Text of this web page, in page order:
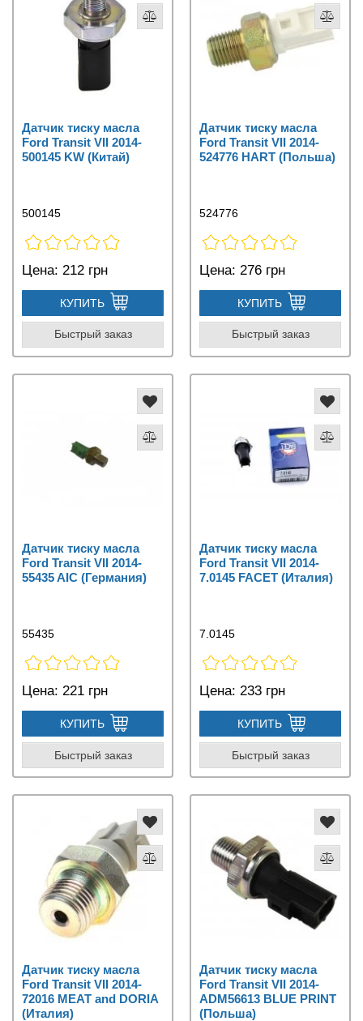
Датчик тиску масла
Ford Transit VII 2014-
500145 KW (Китай)
500145
Цена: 212 грн
КУПИТЬ
Быстрый заказ
Датчик тиску масла
Ford Transit VII 2014-
524776 HART (Польша)
524776
Цена: 276 грн
КУПИТЬ
Быстрый заказ
Датчик тиску масла
Ford Transit VII 2014-
55435 AIC (Германия)
55435
Цена: 221 грн
КУПИТЬ
Быстрый заказ
Датчик тиску масла
Ford Transit VII 2014-
7.0145 FACET (Италия)
7.0145
Цена: 233 грн
КУПИТЬ
Быстрый заказ
Датчик тиску масла
Ford Transit VII 2014-
72016 MEAT and DORIA
(Италия)
Датчик тиску масла
Ford Transit VII 2014-
ADM56613 BLUE PRINT
(Польша)